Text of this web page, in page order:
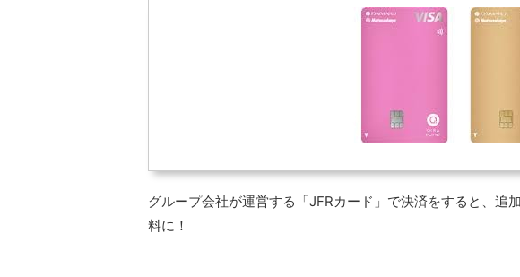
グループ会社が運営する「JFRカード」で決済をすると、追
料に！